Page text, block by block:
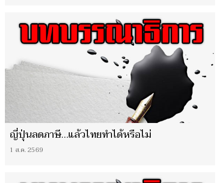
ญี่ปุ่นลดภาษี…แล้วไทยทำได้หรือไม่
1 ส.ค. 2569